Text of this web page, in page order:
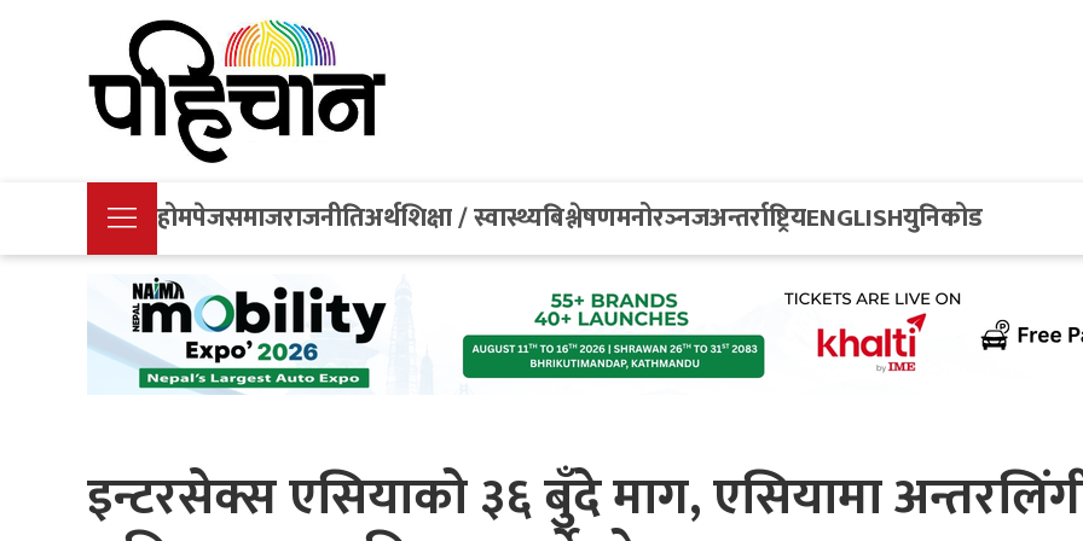
होमपेजसमाजराजनीतिअर्थशिक्षा / स्वास्थ्यबिश्लेषणमनोरञ्नजअन्तर्राष्ट्रियENGLISHयुनिकोड
इन्टरसेक्स एसियाको ३६ बुँदे माग, एसियामा